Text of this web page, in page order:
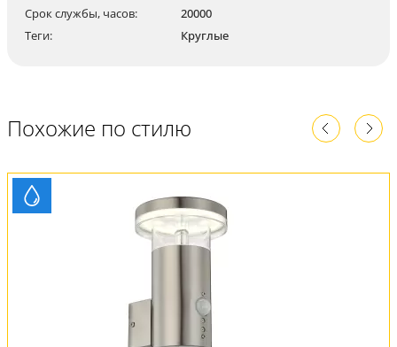
Срок службы, часов:
20000
Теги:
Круглые
Похожие по стилю